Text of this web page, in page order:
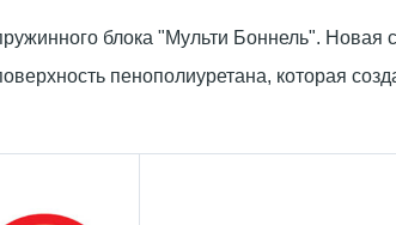
блока "Мульти Боннель". Новая
пенополиуретана, которая